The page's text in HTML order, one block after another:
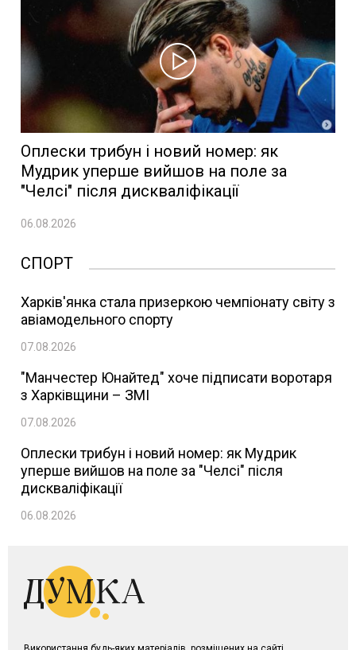
Оплески трибун і новий номер: як
Мудрик уперше вийшов на поле за
"Челсі" після дискваліфікації
06.08.2026
СПОРТ
Харків'янка стала призеркою чемпіонату світу з
авіамодельного спорту
07.08.2026
"Манчестер Юнайтед" хоче підписати воротаря
з Харківщини – ЗМІ
07.08.2026
Оплески трибун і новий номер: як Мудрик
уперше вийшов на поле за "Челсі" після
дискваліфікації
06.08.2026